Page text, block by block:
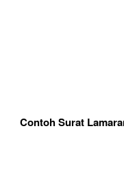
Contoh Surat